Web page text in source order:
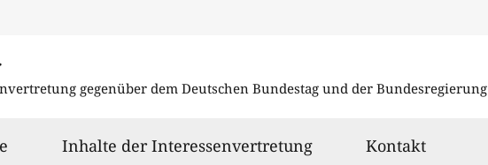
gegenüber dem Deutschen Bundestag und der Bundesregierung
Inhalte der Interessenvertretungausgewählt
Kontakt